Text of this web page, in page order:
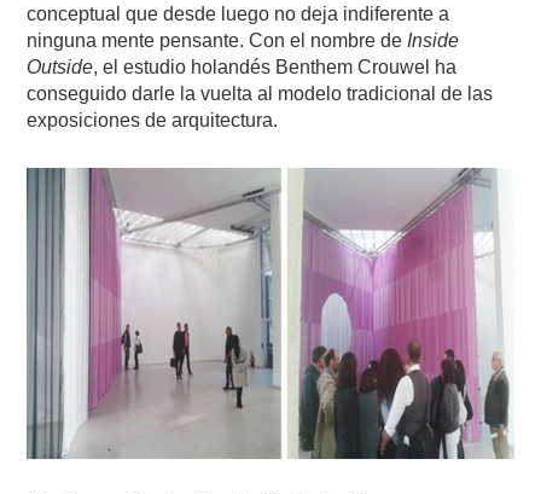
conceptual que desde luego no deja indiferente a
ninguna mente pensante. Con el nombre de Inside
Outside, el estudio holandés Benthem Crouwel ha
conseguido darle la vuelta al modelo tradicional de las
exposiciones de arquitectura.